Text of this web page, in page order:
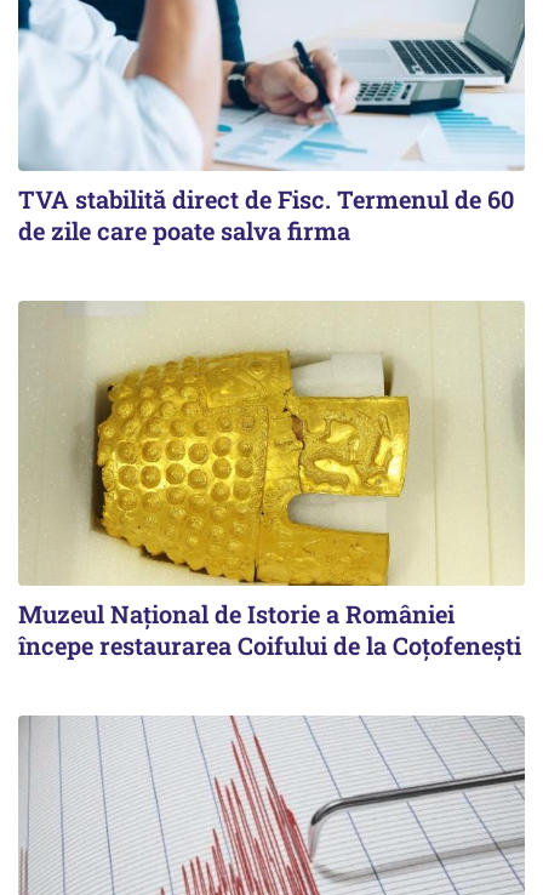
TVA stabilită direct de Fisc. Termenul de 60
de zile care poate salva firma
Muzeul Național de Istorie a României
începe restaurarea Coifului de la Coțofenești